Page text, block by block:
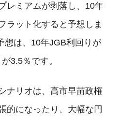
レミアムが剥落し、10年
ラット化すると予想しま
想は、10年JGB利回りが
3.5％です。
ナリオは、高市早苗政権
的になったり、大幅な円